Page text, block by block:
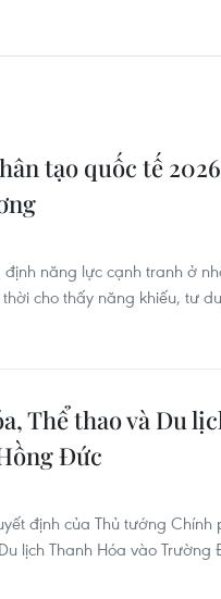
tạo quốc tế
năng lực cạnh tranh ở
cho thấy năng khiếu, tư
Thể thao và Du
Đức
định của Thủ tướng Chính
lịch Thanh Hóa vào Trường